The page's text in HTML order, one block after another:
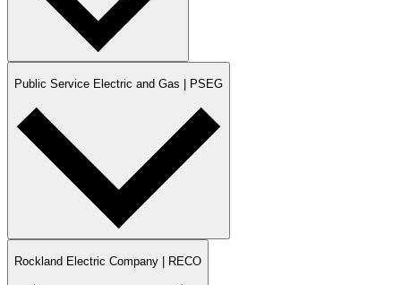
Public Service Electric and Gas | PSEG​​​​‌ ‍ ​‍​‍‌‍ ‌ ​‍‌‍‍‌‌‍‌ ‌‍‍‌‌‍ ‍​‍​‍​ ‍‍​‍​‍‌ ​ ‌‍​‌‌‍ ‍‌‍‍‌‌ ‌​‌ ‍‌​‍ ‍‌‍‍‌‌‍ ​‍​‍​‍ ​​‍​‍‌‍‍​‌ ​‍‌‍‌‌‌‍‌‍​‍​‍​ ‍‍​‍​‍‌‍‍​‌ ‌​‌ ‌​‌ ​​​ ‍‍​‍ ​‍ ‌‍ ​‌‍ ‌‍​ ‌‍​‌‌‍ ​‌‍‍​‌‍ ‌ ​ ‌ ‌​​ ‍‍​ ​ ​ ​ ​ ​ ​ ​ ​‍ ‌‍‍‌‌‍ ‍‌ ‌​‌‍‌‌‌‍ ‍‌ ‌​​‍ ‌‍‌‌‌‍‌​‌‍‍‌‌ ‌​​‍ ‌‍ ‌‌‍ ‌‍‌​‌‍‌‌​ ‌‌ ​​‌ ​‍‌‍‌‌‌ ​ ‌‍‌‌‌‍ ‍‌ ‌​‌‍​‌‌ ‌​‌‍‍‌‌‍ ‌‍ ‍​ ‍ ‌‍‍‌‌‍‌​​ ‌‌‍‌​‌‍​‌​ ​​​ ​ ‌‍​ ​ ‍​​ ‌‌‌‍​‍​‍ ‌‌‍‌‍‌‍‌​‌‍​‌​ ​‌​‍ ‌​ ‌​​ ​​‌‍‌‍​ ​‌​‍ ‌​ ‍‌​ ‍‌‌‍‌‍​ ​ ​‍ ‌​ ‌‍​ ‌‌‌‍​‍​ ‍‌‌‍‌​‌‍‌‍‌‍​‍​ ‍​​ ‍​​ ‌‍‌‍​‌​ ‌ ​ ‍ ‌ ‌​‌ ‍‌‌ ​​‌‍‌‌​ ‌‌ ​‍‌‍‌‌‌ ​​‌‍ ‌ ​‍‌ ‌​​ ‍ ‌ ​​‌‍​‌‌ ‌​‌‍‍​​ ‌‌ ‌​‌‍‍‌‌‍ ‌‌‍‌‌‌‌​​‌‍‌‌‌ ​‍‌‍‍‌‌‍ ‌‍‌​‌ ​ ​‍‌‌​ ‌‌‌​​‍‌‌ ‌‍‍ ‌‍‌‌‌ ‍‌​‍‌‌​ ​ ‌​‌​​‍‌‌​ ​ ‌​‌​​‍‌‌​ ​‍​ ​‍​ ​‍​ ‌​​ ​‌​ ‍​‌‍‌​​ ​‍​ ‍​‌‍​ ‌‍‌​​ ​‌‌‍​‌​ ‌‍​‍‌‌​ ​‍​ ​‍​‍‌‌​ ‌‌‌​‌​​‍ ‍‌ ​ ‌‍‌‌‌‍​ ‌ ‌​‌‍‍‌‌‍ ‌‍ ‍‌ ​ ​‍‌‌​ ‌‌‌​​‍‌‌ ‌‍‍ ‌‍‌‌‌ ‍‌​‍‌‌​ ​ ‌​‌​​‍‌‌​ ​ ‌​‌​​‍‌‌​ ​‍​ ​‍‌‍‌‌​ ​‍‌‍‌​‌‍​‌‌‍‌‌​ ​ ​ ‍‌‌‍‌​‌‍​‌​ ​​​ ​‌​ ​‍​‍‌‌​ ​‍​ ​‍​‍‌‌​ ‌‌‌​‌​​‍ ‍‌‍​ ‌‍ ‌‍ ‍‌ ‌​‌‍‌‌‌‍ ‍‌ ‌​​‍‌‌​ ‌‌‌​​‍‌‌ ‌‍‍ ‌‍‌‌‌ ‍‌​‍‌‌​ ​ ‌​‌​​‍‌‌​ ​ ‌​‌​​‍‌‌​ ​‍​ ​‍​ ‍​​ ​‌​ ​ ​ ​‍​ ​ ‌‍‌​​ ‍‌​ ​​​ ‍​​ ​ ​ ​​‌‍​‍​‍‌‌​ ​‍​ ​‍​‍‌‌​ ‌‌‌​‌​​‍ ‍‌‍‍‌‌ ‌​‌‍‌‌‌‍ ‌‌ ​ ​‍‌‌​ ‌‌‌​​‍‌‌ ‌‍‍ ‌‍‌‌‌ ‍‌​‍‌‌​ ​ ‌​‌​​‍‌‌​ ​ ‌​‌​​‍‌‌​ ​‍​ ​‍‌‍​‌‌‍‌​‌‍​‍​ ‍​​ ‍​​ ‌ ‌‍‌‌​ ​​‌‍​‌​ ​​​ ​‍‌‍​‌​‍‌‌​ ​‍​ ​‍​‍‌‌​ ‌‌‌​‌​​‍ ‍‌‍‍​‌‍‌‌‌‍​‌‌‍‌​‌‍‍‌‌‍ ‍‌‍‌ ​ ‌‍​‍‌‍​‌‌ ​ ‌‍‌‌‌‌‌‌‌ ​‍‌‍ ​​ ‌‌‍‍​‌ ‌​‌ ‌​‌ ​​​‍‌‌​ ​ ‌​​‌​‍‌‌​ ​‍‌​‌‍​‍‌‌​ ​‍‌​‌‍‌‍ ​‌‍ ‌‍​ ‌‍​‌‌‍ ​‌‍‍​‌‍ ‌ ​ ‌ ‌​​‍‌‌​ ​ ‌​​‌​ ​ ​ ​ ​ ​ ​ ​ ​‍‌‍‌‍‍‌‌‍‌​​ ‌‌‍‌​‌‍​‌​ ​​​ ​ ‌‍​ ​ ‍​​ ‌‌‌‍​‍​‍ ‌‌‍‌‍‌‍‌​‌‍​‌​ ​‌​‍ ‌​ ‌​​ ​​‌‍‌‍​ ​‌​‍ ‌​ ‍‌​ ‍‌‌‍‌‍​ ​ ​‍ ‌​ ‌‍​ ‌‌‌‍​‍​ ‍‌‌‍‌​‌‍‌‍‌‍​‍​ ‍​​ ‍​​ ‌‍‌‍​‌​ ‌ ​‍‌‍‌ ‌​‌ ‍‌‌ ​​‌‍‌‌​ ‌‌ ​‍‌‍‌‌‌ ​​‌‍ ‌ ​‍‌ ‌​​‍‌‍‌ ​​‌‍​‌‌ ‌​‌‍‍​​ ‌‌ ‌​‌‍‍‌‌‍ ‌‌‍‌‌‌‌​​‌‍‌‌‌ ​‍‌‍‍‌‌‍ ‌‍‌​‌ ​ ​‍‌‌​ ‌‌‌​​‍‌‌ ‌‍‍ ‌‍‌‌‌ ‍‌​‍‌‌​ ​ ‌​‌​​‍‌‌​ ​ ‌​‌​​‍‌‌​ ​‍​ ​‍​ ​‍​ ‌​​ ​‌​ ‍​‌‍‌​​ ​‍​ ‍​‌‍​ ‌‍‌​​ ​‌‌‍​‌​ ‌‍​‍‌‌​ ​‍​ ​‍​‍‌‌​ ‌‌‌​‌​​‍ ‍‌ ​ ‌‍‌‌‌‍​ ‌ ‌​‌‍‍‌‌‍ ‌‍ ‍‌ ​ ​‍‌‌​ ‌‌‌​​‍‌‌ ‌‍‍ ‌‍‌‌‌ ‍‌​‍‌‌​ ​ ‌​‌​​‍‌‌​ ​ ‌​‌​​‍‌‌​ ​‍​ ​‍‌‍‌‌​ ​‍‌‍‌​‌‍​‌‌‍‌‌​ ​ ​ ‍‌‌‍‌​‌‍​‌​ ​​​ ​‌​ ​‍​‍‌‌​ ​‍​ ​‍​‍‌‌​ ‌‌‌​‌​​‍ ‍‌‍​ ‌‍ ‌‍ ‍‌ ‌​‌‍‌‌‌‍ ‍‌ ‌​​‍‌‌​ ‌‌‌​​‍‌‌ ‌‍‍ ‌‍‌‌‌ ‍‌​‍‌‌​ ​ ‌​‌​​‍‌‌​ ​ ‌​‌​​‍‌‌​ ​‍​ ​‍​ ‍​​ ​‌​ ​ ​ ​‍​ ​ ‌‍‌​​ ‍‌​ ​​​ ‍​​ ​ ​ ​​‌‍​‍​‍‌‌​ ​‍​ ​‍​‍‌‌​ ‌‌‌​‌​​‍ ‍‌‍‍‌‌ ‌​‌‍‌‌‌‍ ‌‌ ​ ​‍‌‌​ ‌‌‌​​‍‌‌ ‌‍‍ ‌‍‌‌‌ ‍‌​‍‌‌​ ​ ‌​‌​​‍‌‌​ ​ ‌​‌​​‍‌‌​ ​‍​ ​‍‌‍​‌‌‍‌​‌‍​‍​ ‍​​ ‍​​ ‌ ‌‍‌‌​ ​​‌‍​‌​ ​​​ ​‍‌‍​‌​‍‌‌​ ​‍​ ​‍​‍‌‌​ ‌‌‌​‌​​‍ ‍‌‍‍​‌‍‌‌‌‍​‌‌‍‌​‌‍‍‌‌‍ ‍‌‍‌ ​‍‌‍‌ ​​‌‍‌‌‌ ​‍‌ ​ ‌ ​​‌‍‌‌‌‍​ ‌ ‌​‌‍‍‌‌ ‌‍‌‍‌‌​ ‌‌ ​​‌ ‌‌‌‍​‍‌‍ ​‌‍‍‌‌ ​ ‌‍‍​‌‍‌‌‌‍‌​​‍​‍‌ ‌
Rockland Electric Company | RECO​​​​‌ ‍ ​‍​‍‌‍ ‌ ​‍‌‍‍‌‌‍‌ ‌‍‍‌‌‍ ‍​‍​‍​ ‍‍​‍​‍‌ ​ ‌‍​‌‌‍ ‍‌‍‍‌‌ ‌​‌ ‍‌​‍ ‍‌‍‍‌‌‍ ​‍​‍​‍ ​​‍​‍‌‍‍​‌ ​‍‌‍‌‌‌‍‌‍​‍​‍​ ‍‍​‍​‍‌‍‍​‌ ‌​‌ ‌​‌ ​​​ ‍‍​‍ ​‍ ‌‍ ​‌‍ ‌‍​ ‌‍​‌‌‍ ​‌‍‍​‌‍ ‌ ​ ‌ ‌​​ ‍‍​ ​ ​ ​ ​ ​ ​ ​ ​‍ ‌‍‍‌‌‍ ‍‌ ‌​‌‍‌‌‌‍ ‍‌ ‌​​‍ ‌‍‌‌‌‍‌​‌‍‍‌‌ ‌​​‍ ‌‍ ‌‌‍ ‌‍‌​‌‍‌‌​ ‌‌ ​​‌ ​‍‌‍‌‌‌ ​ ‌‍‌‌‌‍ ‍‌ ‌​‌‍​‌‌ ‌​‌‍‍‌‌‍ ‌‍ ‍​ ‍ ‌‍‍‌‌‍‌​​ ‌‌‍‌​‌‍​‌​ ​​​ ​ ‌‍​ ​ ‍​​ ‌‌‌‍​‍​‍ ‌‌‍‌‍‌‍‌​‌‍​‌​ ​‌​‍ ‌​ ‌​​ ​​‌‍‌‍​ ​‌​‍ ‌​ ‍‌​ ‍‌‌‍‌‍​ ​ ​‍ ‌​ ‌‍​ ‌‌‌‍​‍​ ‍‌‌‍‌​‌‍‌‍‌‍​‍​ ‍​​ ‍​​ ‌‍‌‍​‌​ ‌ ​ ‍ ‌ ‌​‌ ‍‌‌ ​​‌‍‌‌​ ‌‌ ​‍‌‍‌‌‌ ​​‌‍ ‌ ​‍‌ ‌​​ ‍ ‌ ​​‌‍​‌‌ ‌​‌‍‍​​ ‌‌ ‌​‌‍‍‌‌‍ ‌‌‍‌‌‌‌​​‌‍‌‌‌ ​‍‌‍‍‌‌‍ ‌‍‌​‌ ​ ​‍‌‌​ ‌‌‌​​‍‌‌ ‌‍‍ ‌‍‌‌‌ ‍‌​‍‌‌​ ​ ‌​‌​​‍‌‌​ ​ ‌​‌​​‍‌‌​ ​‍​ ​‍​ ​‍​ ‌​​ ​‌​ ‍​‌‍‌​​ ​‍​ ‍​‌‍​ ‌‍‌​​ ​‌‌‍​‌​ ‌‍​‍‌‌​ ​‍​ ​‍​‍‌‌​ ‌‌‌​‌​​‍ ‍‌ ​ ‌‍‌‌‌‍​ ‌ ‌​‌‍‍‌‌‍ ‌‍ ‍‌ ​ ​‍‌‌​ ‌‌‌​​‍‌‌ ‌‍‍ ‌‍‌‌‌ ‍‌​‍‌‌​ ​ ‌​‌​​‍‌‌​ ​ ‌​‌​​‍‌‌​ ​‍​ ​‍‌‍‌‌​ ​‍‌‍‌​‌‍​‌‌‍‌‌​ ​ ​ ‍‌‌‍‌​‌‍​‌​ ​​​ ​‌​ ​‍​‍‌‌​ ​‍​ ​‍​‍‌‌​ ‌‌‌​‌​​‍ ‍‌‍​ ‌‍ ‌‍ ‍‌ ‌​‌‍‌‌‌‍ ‍‌ ‌​​‍‌‌​ ‌‌‌​​‍‌‌ ‌‍‍ ‌‍‌‌‌ ‍‌​‍‌‌​ ​ ‌​‌​​‍‌‌​ ​ ‌​‌​​‍‌‌​ ​‍​ ​‍​ ‍​​ ​‌​ ​ ​ ​‍​ ​ ‌‍‌​​ ‍‌​ ​​​ ‍​​ ​ ​ ​​‌‍​‍​‍‌‌​ ​‍​ ​‍​‍‌‌​ ‌‌‌​‌​​‍ ‍‌‍‍‌‌ ‌​‌‍‌‌‌‍ ‌‌ ​ ​‍‌‌​ ‌‌‌​​‍‌‌ ‌‍‍ ‌‍‌‌‌ ‍‌​‍‌‌​ ​ ‌​‌​​‍‌‌​ ​ ‌​‌​​‍‌‌​ ​‍​ ​‍​ ‍‌‌‍​‍​ ‌​​ ‍​​ ​‍‌‍​‌‌‍​‍‌‍​‌‌‍​‍​ ​ ‌‍‌‍​ ‍‌​‍‌‌​ ​‍​ ​‍​‍‌‌​ ‌‌‌​‌​​‍ ‍‌‍‍​‌‍‌‌‌‍​‌‌‍‌​‌‍‍‌‌‍ ‍‌‍‌ ​ ‌‍​‍‌‍​‌‌ ​ ‌‍‌‌‌‌‌‌‌ ​‍‌‍ ​​ ‌‌‍‍​‌ ‌​‌ ‌​‌ ​​​‍‌‌​ ​ ‌​​‌​‍‌‌​ ​‍‌​‌‍​‍‌‌​ ​‍‌​‌‍‌‍ ​‌‍ ‌‍​ ‌‍​‌‌‍ ​‌‍‍​‌‍ ‌ ​ ‌ ‌​​‍‌‌​ ​ ‌​​‌​ ​ ​ ​ ​ ​ ​ ​ ​‍‌‍‌‍‍‌‌‍‌​​ ‌‌‍‌​‌‍​‌​ ​​​ ​ ‌‍​ ​ ‍​​ ‌‌‌‍​‍​‍ ‌‌‍‌‍‌‍‌​‌‍​‌​ ​‌​‍ ‌​ ‌​​ ​​‌‍‌‍​ ​‌​‍ ‌​ ‍‌​ ‍‌‌‍‌‍​ ​ ​‍ ‌​ ‌‍​ ‌‌‌‍​‍​ ‍‌‌‍‌​‌‍‌‍‌‍​‍​ ‍​​ ‍​​ ‌‍‌‍​‌​ ‌ ​‍‌‍‌ ‌​‌ ‍‌‌ ​​‌‍‌‌​ ‌‌ ​‍‌‍‌‌‌ ​​‌‍ ‌ ​‍‌ ‌​​‍‌‍‌ ​​‌‍​‌‌ ‌​‌‍‍​​ ‌‌ ‌​‌‍‍‌‌‍ ‌‌‍‌‌‌‌​​‌‍‌‌‌ ​‍‌‍‍‌‌‍ ‌‍‌​‌ ​ ​‍‌‌​ ‌‌‌​​‍‌‌ ‌‍‍ ‌‍‌‌‌ ‍‌​‍‌‌​ ​ ‌​‌​​‍‌‌​ ​ ‌​‌​​‍‌‌​ ​‍​ ​‍​ ​‍​ ‌​​ ​‌​ ‍​‌‍‌​​ ​‍​ ‍​‌‍​ ‌‍‌​​ ​‌‌‍​‌​ ‌‍​‍‌‌​ ​‍​ ​‍​‍‌‌​ ‌‌‌​‌​​‍ ‍‌ ​ ‌‍‌‌‌‍​ ‌ ‌​‌‍‍‌‌‍ ‌‍ ‍‌ ​ ​‍‌‌​ ‌‌‌​​‍‌‌ ‌‍‍ ‌‍‌‌‌ ‍‌​‍‌‌​ ​ ‌​‌​​‍‌‌​ ​ ‌​‌​​‍‌‌​ ​‍​ ​‍‌‍‌‌​ ​‍‌‍‌​‌‍​‌‌‍‌‌​ ​ ​ ‍‌‌‍‌​‌‍​‌​ ​​​ ​‌​ ​‍​‍‌‌​ ​‍​ ​‍​‍‌‌​ ‌‌‌​‌​​‍ ‍‌‍​ ‌‍ ‌‍ ‍‌ ‌​‌‍‌‌‌‍ ‍‌ ‌​​‍‌‌​ ‌‌‌​​‍‌‌ ‌‍‍ ‌‍‌‌‌ ‍‌​‍‌‌​ ​ ‌​‌​​‍‌‌​ ​ ‌​‌​​‍‌‌​ ​‍​ ​‍​ ‍​​ ​‌​ ​ ​ ​‍​ ​ ‌‍‌​​ ‍‌​ ​​​ ‍​​ ​ ​ ​​‌‍​‍​‍‌‌​ ​‍​ ​‍​‍‌‌​ ‌‌‌​‌​​‍ ‍‌‍‍‌‌ ‌​‌‍‌‌‌‍ ‌‌ ​ ​‍‌‌​ ‌‌‌​​‍‌‌ ‌‍‍ ‌‍‌‌‌ ‍‌​‍‌‌​ ​ ‌​‌​​‍‌‌​ ​ ‌​‌​​‍‌‌​ ​‍​ ​‍​ ‍‌‌‍​‍​ ‌​​ ‍​​ ​‍‌‍​‌‌‍​‍‌‍​‌‌‍​‍​ ​ ‌‍‌‍​ ‍‌​‍‌‌​ ​‍​ ​‍​‍‌‌​ ‌‌‌​‌​​‍ ‍‌‍‍​‌‍‌‌‌‍​‌‌‍‌​‌‍‍‌‌‍ ‍‌‍‌ ​‍‌‍‌ ​​‌‍‌‌‌ ​‍‌ ​ ‌ ​​‌‍‌‌‌‍​ ‌ ‌​‌‍‍‌‌ ‌‍‌‍‌‌​ ‌‌ ​​‌ ‌‌‌‍​‍‌‍ ​‌‍‍‌‌ ​ ‌‍‍​‌‍‌‌‌‍‌​​‍​‍‌ ‌